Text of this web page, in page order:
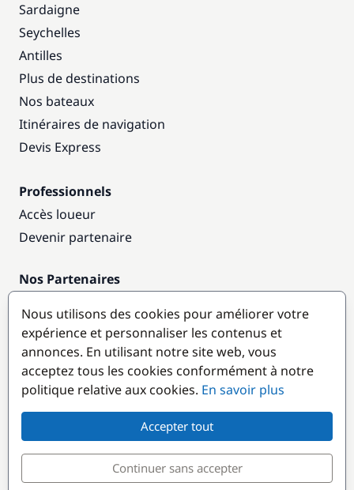
Sardaigne
Seychelles
Antilles
Plus de destinations
Nos bateaux
Itinéraires de navigation
Devis Express
Professionnels
Accès loueur
Devenir partenaire
Nos Partenaires
Destinations populaires
© GlobeSailor Croisières & Location de bateaux depuis
Nous utilisons des cookies pour améliorer votre
expérience et personnaliser les contenus et
annonces. En utilisant notre site web, vous
acceptez tous les cookies conformément à notre
politique relative aux cookies. En savoir plus
Accepter tout
Continuer sans accepter